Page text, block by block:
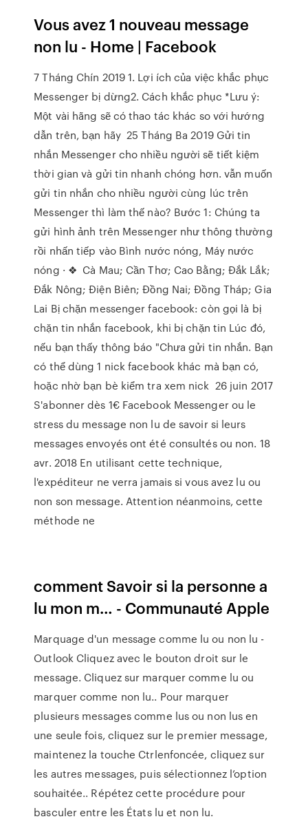
Vous avez 1 nouveau message
non lu - Home | Facebook
7 Tháng Chín 2019 1. Lợi ích của việc khắc phục
Messenger bị dừng2. Cách khắc phục *Lưu ý:
Một vài hãng sẽ có thao tác khác so với hướng
dẫn trên, bạn hãy 25 Tháng Ba 2019 Gửi tin
nhắn Messenger cho nhiều người sẽ tiết kiệm
thời gian và gửi tin nhanh chóng hơn. vẫn muốn
gửi tin nhắn cho nhiều người cùng lúc trên
Messenger thì làm thế nào? Bước 1: Chúng ta
gửi hình ảnh trên Messenger như thông thường
rồi nhấn tiếp vào Bình nước nóng, Máy nước
nóng · ❖ Cà Mau; Cần Thơ; Cao Bằng; Đắk Lắk;
Đắk Nông; Điện Biên; Đồng Nai; Đồng Tháp; Gia
Lai Bị chặn messenger facebook: còn gọi là bị
chặn tin nhắn facebook, khi bị chặn tin Lúc đó,
nếu bạn thấy thông báo "Chưa gửi tin nhắn. Bạn
có thể dùng 1 nick facebook khác mà bạn có,
hoặc nhờ bạn bè kiểm tra xem nick 26 juin 2017
S'abonner dès 1€ Facebook Messenger ou le
stress du message non lu de savoir si leurs
messages envoyés ont été consultés ou non. 18
avr. 2018 En utilisant cette technique,
l'expéditeur ne verra jamais si vous avez lu ou
non son message. Attention néanmoins, cette
méthode ne
comment Savoir si la personne a
lu mon m… - Communauté Apple
Marquage d'un message comme lu ou non lu -
Outlook Cliquez avec le bouton droit sur le
message. Cliquez sur marquer comme lu ou
marquer comme non lu.. Pour marquer
plusieurs messages comme lus ou non lus en
une seule fois, cliquez sur le premier message,
maintenez la touche Ctrlenfoncée, cliquez sur
les autres messages, puis sélectionnez l’option
souhaitée.. Répétez cette procédure pour
basculer entre les États lu et non lu.